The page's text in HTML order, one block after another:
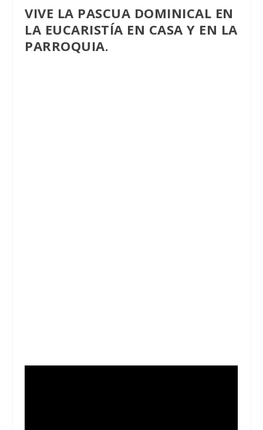
VIVE LA PASCUA DOMINICAL EN
LA EUCARISTÍA EN CASA Y EN LA
PARROQUIA.